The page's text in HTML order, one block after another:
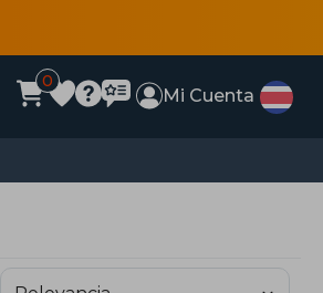
0
Mi Cuenta